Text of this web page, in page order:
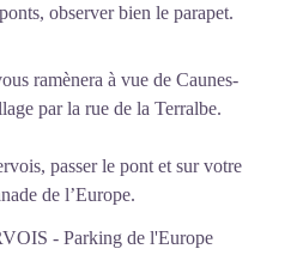
observer bien le parapet.
ramènera à vue de Caunes-
par la rue de la Terralbe.
passer le pont et sur votre
de l’Europe.
- Parking de l'Europe